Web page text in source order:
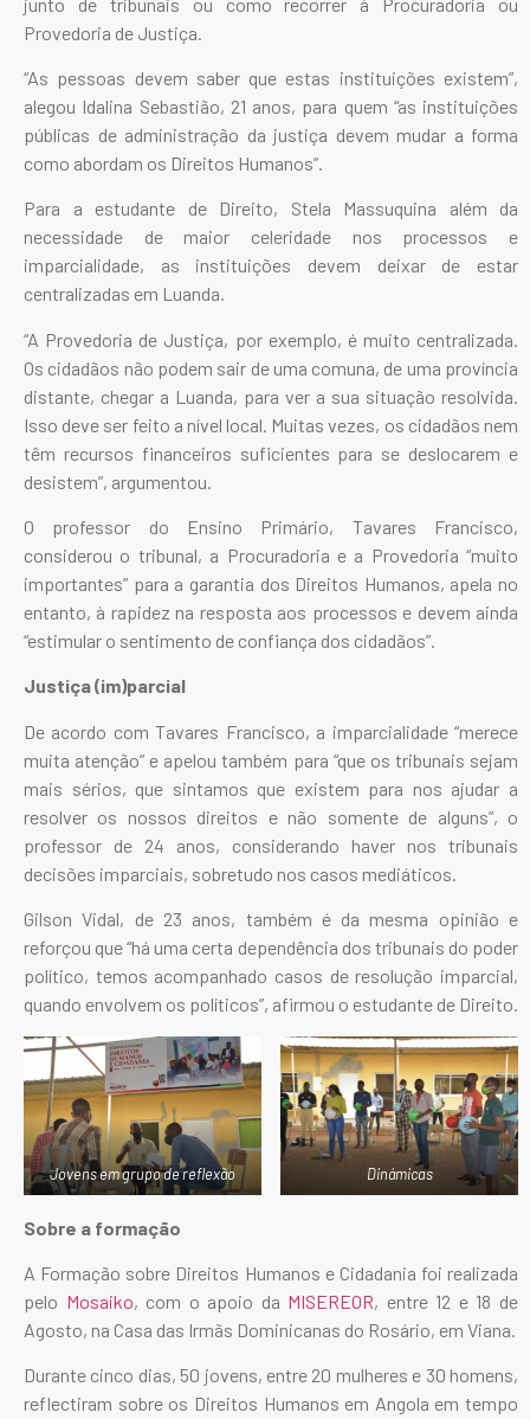
Provedoria de Justiça.
“As pessoas devem saber que estas instituições existem”,
alegou Idalina Sebastião, 21 anos, para quem “as instituições
públicas de administração da justiça devem mudar a forma
como abordam os Direitos Humanos”.
Para a estudante de Direito, Stela Massuquina além da
necessidade de maior celeridade nos processos e
imparcialidade, as instituições devem deixar de estar
centralizadas em Luanda.
“A Provedoria de Justiça, por exemplo, é muito centralizada.
Os cidadãos não podem sair de uma comuna, de uma província
distante, chegar a Luanda, para ver a sua situação resolvida.
Isso deve ser feito a nível local. Muitas vezes, os cidadãos nem
têm recursos financeiros suficientes para se deslocarem e
desistem”, argumentou.
O professor do Ensino Primário, Tavares Francisco,
considerou o tribunal, a Procuradoria e a Provedoria “muito
importantes” para a garantia dos Direitos Humanos, apela no
entanto, à rapidez na resposta aos processos e devem ainda
“estimular o sentimento de confiança dos cidadãos”.
Justiça (im)parcial
De acordo com Tavares Francisco, a imparcialidade “merece
muita atenção” e apelou também para “que os tribunais sejam
mais sérios, que sintamos que existem para nos ajudar a
resolver os nossos direitos e não somente de alguns”, o
professor de 24 anos, considerando haver nos tribunais
decisões imparciais, sobretudo nos casos mediáticos.
Gilson Vidal, de 23 anos, também é da mesma opinião e
reforçou que “há uma certa dependência dos tribunais do poder
político, temos acompanhado casos de resolução imparcial,
quando envolvem os políticos”, afirmou o estudante de Direito.
Jovens em grupo de reflexão Dinámicas
Sobre a formação
A Formação sobre Direitos Humanos e Cidadania foi realizada
pelo Mosaiko, com o apoio da MISEREOR, entre 12 e 18 de
Agosto, na Casa das Irmãs Dominicanas do Rosário, em Viana.
Durante cinco dias, 50 jovens, entre 20 mulheres e 30 homens,
reflectiram sobre os Direitos Humanos em Angola em tempo